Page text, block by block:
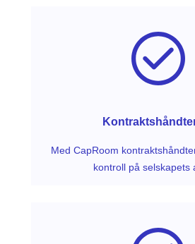
Med CapRoom
kontroll på selskapets